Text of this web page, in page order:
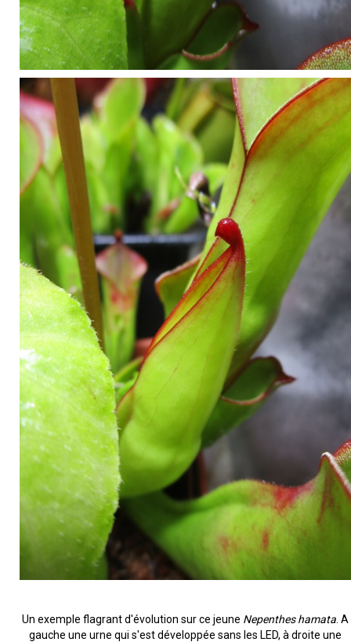
Un exemple flagrant d'évolution sur ce jeune Nepenthes hamata. A
gauche une urne qui s'est développée sans les LED, à droite une